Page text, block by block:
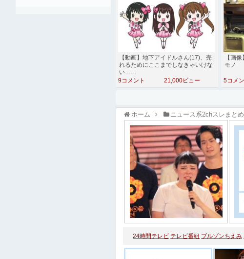
【動画】地下アイドルさん(17)、売
れるためにここまでしなきゃいけな
い……
9コメント
21,000ビュー
【画
モノ
5コメ
ホーム ニュース系2chスレまとめ
24時間テレビ テレビ番組 ブルゾンちえみ